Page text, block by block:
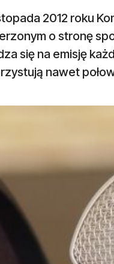
2012 roku
o stronę
się na emisję
nawet